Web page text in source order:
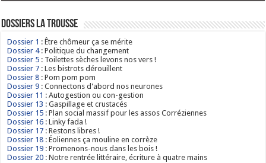
Dossiers La Trousse
Dossier 1 : Être chômeur ça se mérite
Dossier 4: Politique du changement
Dossier 5 : Toilettes sèches levons nos vers !
Dossier 7 : Les bistrots dérouillent
Dossier 8 : Pom pom pom
Dossier 9 : Connectons d'abord nos neurones
Dossier 11 : Autogestion ou con-gestion
Dossier 13 : Gaspillage et crustacés
Dossier 15 : Plan social massif pour les assos Corréziennes
Dossier 16 : Linky fada !
Dossier 17 : Restons libres !
Dossier 18 : Éoliennes ça mouline en corrèze
Dossier 19 : Promenons-nous dans les bois !
Dossier 20 : Notre rentrée littéraire, écriture à quatre mains